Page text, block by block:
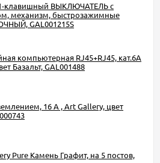
1-клавишный ВЫКЛЮЧАТЕЛЬ с
механизм, быстрозажимные
GAL001215S
компьютерная RJ45+RJ45, кат.6А
Базальт, GAL001488
16 А , Art Gallery, цвет
Pure Камень Графит, на 5 постов,